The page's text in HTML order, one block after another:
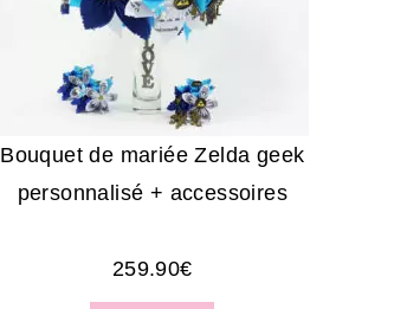
Bouquet de mariée Zelda geek
personnalisé + accessoires
259.90€